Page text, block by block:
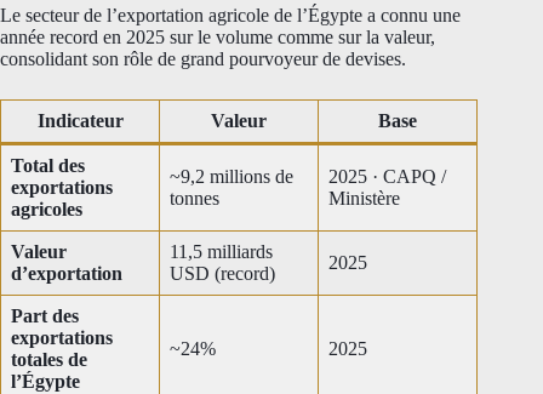
Le secteur de l’exportation agricole de l’Égypte a connu une
année record en 2025 sur le volume comme sur la valeur,
consolidant son rôle de grand pourvoyeur de devises.
Indicateur Valeur Base
Total des
exportations
agricoles
~9,2 millions de
tonnes
2025 · CAPQ /
Ministère
Valeur
d’exportation
11,5 milliards
USD (record)
2025
Part des
exportations
totales de
l’Égypte
~24% 2025